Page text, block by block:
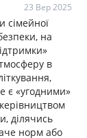
23 Вер 2025
сімейної
на
в
є «угодними»
ділячись
норм або